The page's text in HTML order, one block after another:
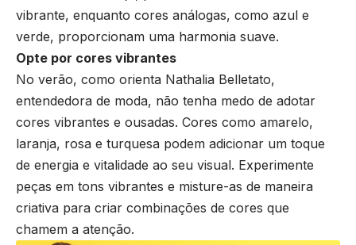
vibrante, enquanto cores análogas, como azul e
verde, proporcionam uma harmonia suave.
Opte por cores vibrantes
No verão, como orienta Nathalia Belletato,
entendedora de moda, não tenha medo de adotar
cores vibrantes e ousadas. Cores como amarelo,
laranja, rosa e turquesa podem adicionar um toque
de energia e vitalidade ao seu visual. Experimente
peças em tons vibrantes e misture-as de maneira
criativa para criar combinações de cores que
chamem a atenção.